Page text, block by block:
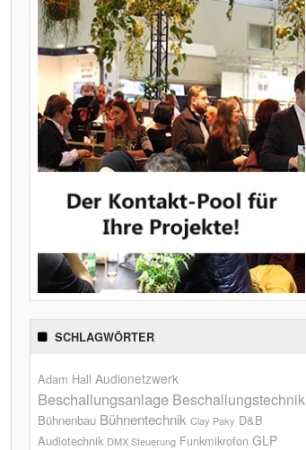
SCHLAGWÖRTER
Adam Hall Audionetzwerk
Beschallungsanlage Beschallungstechnik
Bühnenbau Bühnentechnik Clay Paky D&B
Audiotechnik DMX Steuerung Funkmikrofon GLP